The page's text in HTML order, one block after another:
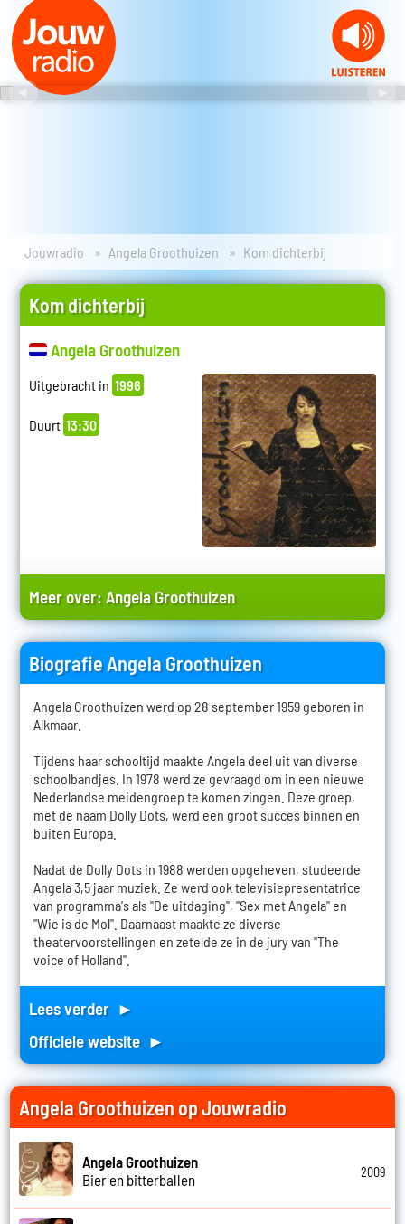
Jouwradio Angela Groothuizen Kom dichterbij
Kom dichterbij
Angela Groothuizen
Uitgebracht in 1996
Duurt 13:30
Meer over:Angela Groothuizen
Biografie Angela Groothuizen
Angela Groothuizen werd op 28 september 1959 geboren in
Alkmaar.
Tijdens haar schooltijd maakte Angela deel uit van diverse
schoolbandjes. In 1978 werd ze gevraagd om in een nieuwe
Nederlandse meidengroep te komen zingen. Deze groep,
met de naam Dolly Dots, werd een groot succes binnen en
buiten Europa.
Nadat de Dolly Dots in 1988 werden opgeheven, studeerde
Angela 3,5 jaar muziek. Ze werd ook televisiepresentatrice
van programma's als "De uitdaging", "Sex met Angela" en
"Wie is de Mol". Daarnaast maakte ze diverse
theatervoorstellingen en zetelde ze in de jury van "The
voice of Holland".
Lees verder ►
Officiele website ►
Angela Groothuizen op Jouwradio
Angela Groothuizen
Bier en bitterballen
2009